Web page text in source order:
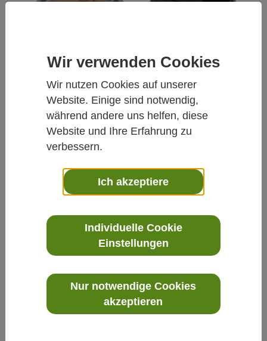
Wir verwenden Cookies
Wir nutzen Cookies auf unserer
Website. Einige sind notwendig,
während andere uns helfen, diese
Website und Ihre Erfahrung zu
verbessern.
Ich akzeptiere
Individuelle Cookie
Einstellungen
Nur notwendige Cookies
akzeptieren
EGGS DELTA II - VORTEX DURCHFLUSS
MONITOR
Vortex Durchflussmesser Eggs DELTA II für Flüssigkeiten und Gase